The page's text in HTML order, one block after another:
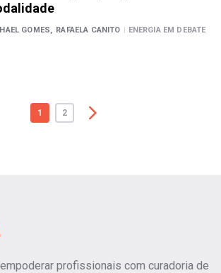
GOMES, RAFAELA CANITO | ENERGIA EM DEBATE
1 2
profissionais com curadoria de